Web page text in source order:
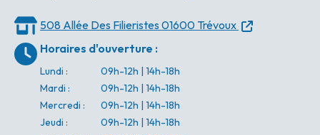
508 Allée Des Filieristes 01600 Trévoux
Horaires d'ouverture :
Lundi :
09h-12h | 14h-18h
Mardi :
09h-12h | 14h-18h
Mercredi :
09h-12h | 14h-18h
Jeudi :
09h-12h | 14h-18h